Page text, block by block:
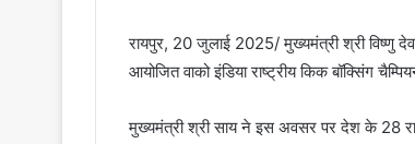
रायपुर, 20 जुलाई 2025/ मुख्यमंत्री श्री विष्णु
आयोजित वाको इंडिया राष्ट्रीय किक बॉक्सिंग
मुख्यमंत्री श्री साय ने इस अवसर पर देश के 28